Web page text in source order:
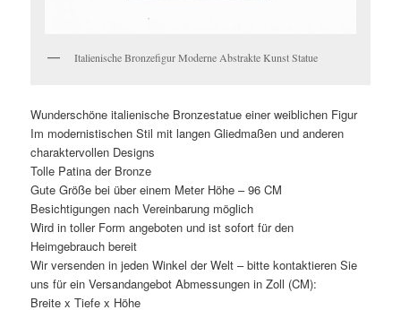
Italienische Bronzefigur Moderne Abstrakte Kunst Statue
Wunderschöne italienische Bronzestatue einer weiblichen Figur
Im modernistischen Stil mit langen Gliedmaßen und anderen
charaktervollen Designs
Tolle Patina der Bronze
Gute Größe bei über einem Meter Höhe – 96 CM
Besichtigungen nach Vereinbarung möglich
Wird in toller Form angeboten und ist sofort für den
Heimgebrauch bereit
Wir versenden in jeden Winkel der Welt – bitte kontaktieren Sie
uns für ein Versandangebot Abmessungen in Zoll (CM):
Breite x Tiefe x Höhe